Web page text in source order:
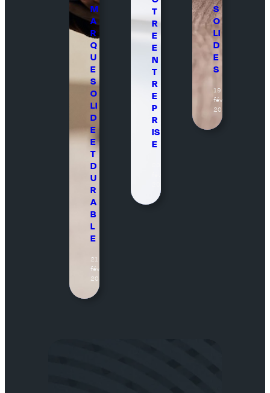
M
A
R
Q
U
E
S
O
LI
D
E
E
T
D
U
R
A
B
L
E
21
février
2026
T
R
E
E
N
T
R
E
P
R
IS
E
S
O
LI
D
E
S
19
février
2026